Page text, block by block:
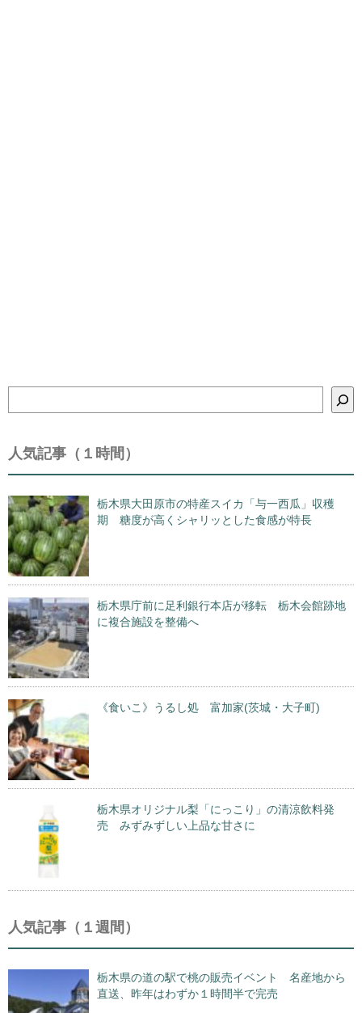
索
人気記事（１時間）
栃木県大田原市の特産スイカ「与一西瓜」収穫
期 糖度が高くシャリッとした食感が特長
栃木県庁前に足利銀行本店が移転 栃木会館跡地
に複合施設を整備へ
《食いこ》うるし処 富加家(茨城・大子町)
栃木県オリジナル梨「にっこり」の清涼飲料発
売 みずみずしい上品な甘さに
人気記事（１週間）
栃木県の道の駅で桃の販売イベント 名産地から
直送、昨年はわずか１時間半で完売